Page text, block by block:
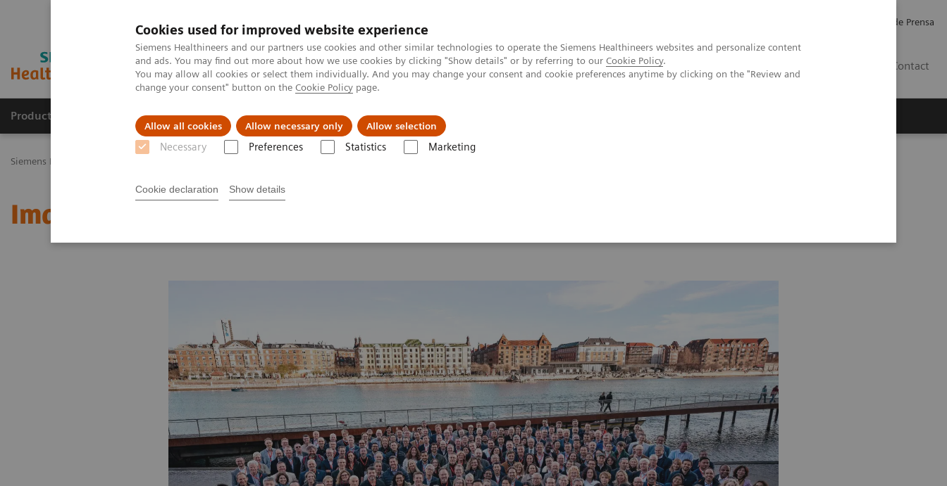
Cookies used for improved website experience
Siemens Healthineers and our partners use cookies and other similar technologies to operate the Siemens Healthineers websites and personalize content
and ads. You may find out more about how we use cookies by clicking "Show details" or by referring to our Cookie Policy.
You may allow all cookies or select them individually. And you may change your consent and cookie preferences anytime by clicking on the "Review and
change your consent" button on the Cookie Policy page.
Allow all cookies Allow necessary only Allow selection
Necessary Preferences Statistics Marketing
Cookie declaration Show details
Comunicados de Prensa
Contact
Productos y servicios Especialidades Clínicas Servicios post venta
Siemens Healthineers Latinoamérica
Image 75